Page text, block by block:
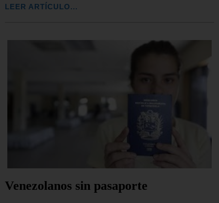
LEER ARTÍCULO...
Venezolanos sin pasaporte